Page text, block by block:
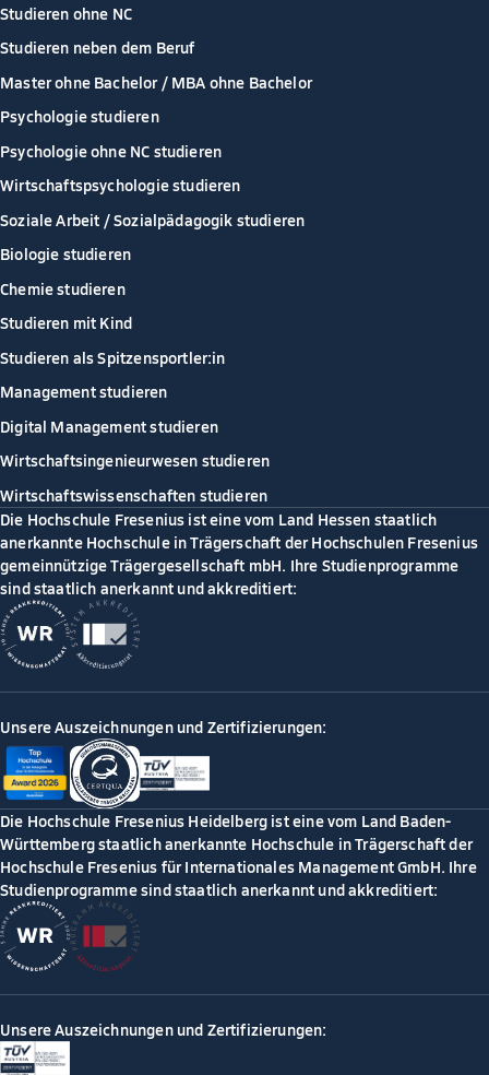
Studieren ohne NC
Studieren neben dem Beruf
Master ohne Bachelor / MBA ohne Bachelor
Psychologie studieren
Psychologie ohne NC studieren
Wirtschaftspsychologie studieren
Soziale Arbeit / Sozialpädagogik studieren
Biologie studieren
Chemie studieren
Studieren mit Kind
Studieren als Spitzensportler:in
Management studieren
Digital Management studieren
Wirtschaftsingenieurwesen studieren
Wirtschaftswissenschaften studieren
Die Hochschule Fresenius ist eine vom Land Hessen staatlich
anerkannte Hochschule in Trägerschaft der Hochschulen Fresenius
gemeinnützige Trägergesellschaft mbH. Ihre Studienprogramme
sind staatlich anerkannt und akkreditiert:
Unsere Auszeichnungen und Zertifizierungen:
Die Hochschule Fresenius Heidelberg ist eine vom Land Baden-
Württemberg staatlich anerkannte Hochschule in Trägerschaft der
Hochschule Fresenius für Internationales Management GmbH. Ihre
Studienprogramme sind staatlich anerkannt und akkreditiert:
Unsere Auszeichnungen und Zertifizierungen: